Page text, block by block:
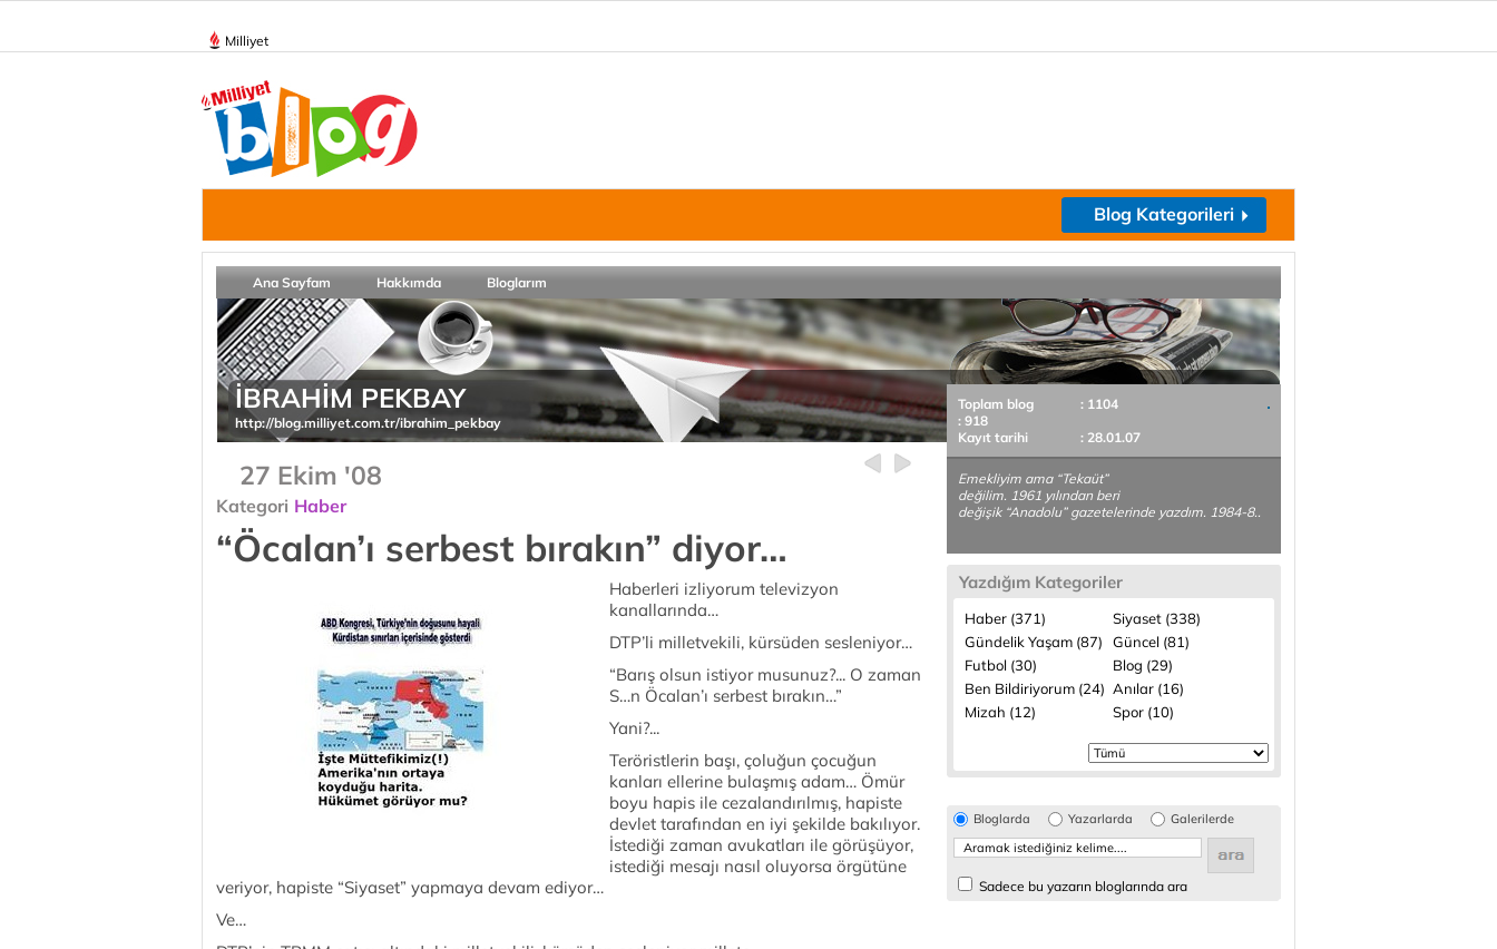
Milliyet
Blog Kategorileri
Ana Sayfam Hakkımda Bloglarım
İBRAHİM PEKBAY
http://blog.milliyet.com.tr/ibrahim_pekbay
27 Ekim '08
Kategori Haber
“Öcalan’ı serbest bırakın” diyor…
Haberleri izliyorum televizyon
kanallarında…
DTP’li milletvekili, kürsüden sesleniyor…
“Barış olsun istiyor musunuz?... O zaman
S…n Öcalan’ı serbest bırakın…”
Yani?...
Teröristlerin başı, çoluğun çocuğun
kanları ellerine bulaşmış adam… Ömür
boyu hapis ile cezalandırılmış, hapiste
devlet tarafından en iyi şekilde bakılıyor.
İstediği zaman avukatları ile görüşüyor,
istediği mesajı nasıl oluyorsa örgütüne
veriyor, hapiste “Siyaset” yapmaya devam ediyor…
Ve…
Toplam blog
: 1104
: 918
Kayıt tarihi
: 28.01.07
Emekliyim ama “Tekaüt”
değilim. 1961 yılından beri
değişik “Anadolu” gazetelerinde yazdım. 1984-8..
Yazdığım Kategoriler
Haber (371)
Siyaset (338)
Gündelik Yaşam (87)
Güncel (81)
Futbol (30)
Blog (29)
Ben Bildiriyorum (24) Anılar (16)
Mizah (12)
Spor (10)
Bloglarda Yazarlarda Galerilerde
Sadece bu yazarın bloglarında ara